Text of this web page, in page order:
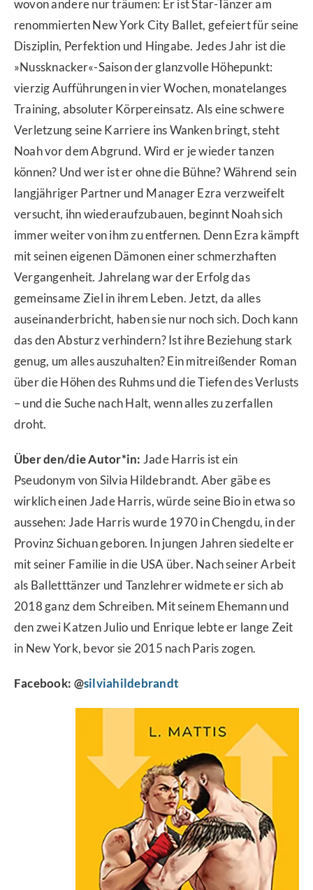
wovon andere nur träumen: Er ist Star-Tänzer am
renommierten New York City Ballet, gefeiert für seine
Disziplin, Perfektion und Hingabe. Jedes Jahr ist die
»Nussknacker«-Saison der glanzvolle Höhepunkt:
vierzig Aufführungen in vier Wochen, monatelanges
Training, absoluter Körpereinsatz. Als eine schwere
Verletzung seine Karriere ins Wanken bringt, steht
Noah vor dem Abgrund. Wird er je wieder tanzen
können? Und wer ist er ohne die Bühne? Während sein
langjähriger Partner und Manager Ezra verzweifelt
versucht, ihn wiederaufzubauen, beginnt Noah sich
immer weiter von ihm zu entfernen. Denn Ezra kämpft
mit seinen eigenen Dämonen einer schmerzhaften
Vergangenheit. Jahrelang war der Erfolg das
gemeinsame Ziel in ihrem Leben. Jetzt, da alles
auseinanderbricht, haben sie nur noch sich. Doch kann
das den Absturz verhindern? Ist ihre Beziehung stark
genug, um alles auszuhalten? Ein mitreißender Roman
über die Höhen des Ruhms und die Tiefen des Verlusts
– und die Suche nach Halt, wenn alles zu zerfallen
droht.
Über den/die Autor*in: Jade Harris ist ein
Pseudonym von Silvia Hildebrandt. Aber gäbe es
wirklich einen Jade Harris, würde seine Bio in etwa so
aussehen: Jade Harris wurde 1970 in Chengdu, in der
Provinz Sichuan geboren. In jungen Jahren siedelte er
mit seiner Familie in die USA über. Nach seiner Arbeit
als Balletttänzer und Tanzlehrer widmete er sich ab
2018 ganz dem Schreiben. Mit seinem Ehemann und
den zwei Katzen Julio und Enrique lebte er lange Zeit
in New York, bevor sie 2015 nach Paris zogen.
Facebook: @silviahildebrandt